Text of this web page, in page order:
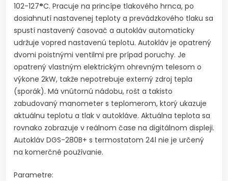
102-127°C. Pracuje na princípe tlakového hrnca, po
dosiahnutí nastavenej teploty a prevádzkového tlaku sa
spustí nastavený časovač a autokláv automaticky
udržuje vopred nastavenú teplotu. Autokláv je opatrený
dvomi poistnými ventilmi pre prípad poruchy. Je
opatrený vlastným elektrickým ohrevným telesom o
výkone 2kW, takže nepotrebuje externý zdroj tepla
(sporák). Má vnútornú nádobu, rošt a takisto
zabudovaný manometer s teplomerom, ktorý ukazuje
aktuálnu teplotu a tlak v autokláve. Aktuálna teplota sa
rovnako zobrazuje v reálnom čase na digitálnom displeji.
Autokláv DGS-280B+ s termostatom 24l nie je určený
na komerčné používanie.
Parametre: